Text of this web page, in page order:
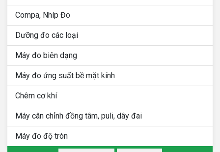
Compa, Nhíp Đo
Dưỡng đo các loại
Máy đo biên dạng
Máy đo ứng suất bề mặt kính
Chêm cơ khí
Máy cân chỉnh đồng tâm, puli, dây đai
Máy đo độ tròn